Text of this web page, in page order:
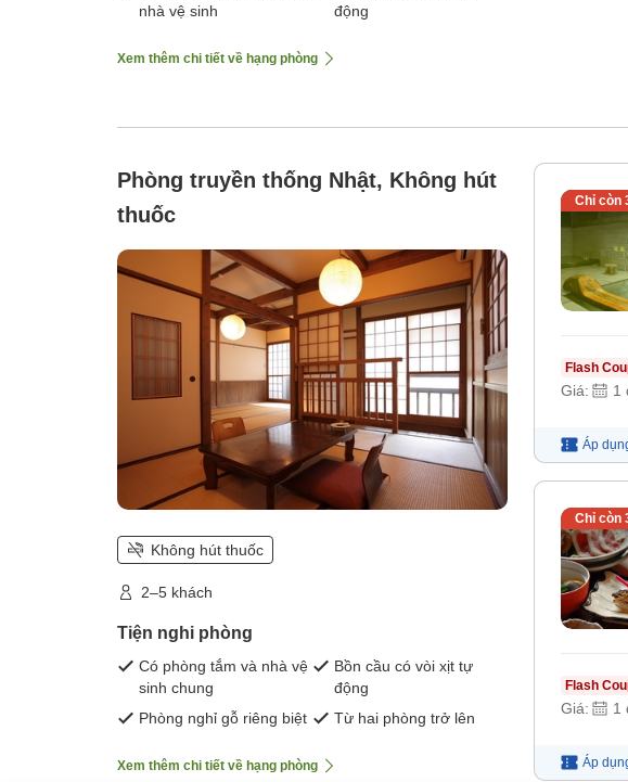
nhà vệ sinh
động
Xem thêm chi tiết về hạng phòng
Phòng truyền thống Nhật, Không hút
thuốc
Không hút thuốc
2–5 khách
Tiện nghi phòng
Có phòng tắm và nhà vệ
sinh chung
Bồn cầu có vòi xịt tự
động
Phòng nghỉ gỗ riêng biệt
Từ hai phòng trở lên
Xem thêm chi tiết về hạng phòng
Chỉ còn
Flash
Giá: 1
Áp
Chỉ còn
Flash
Giá: 1
Áp